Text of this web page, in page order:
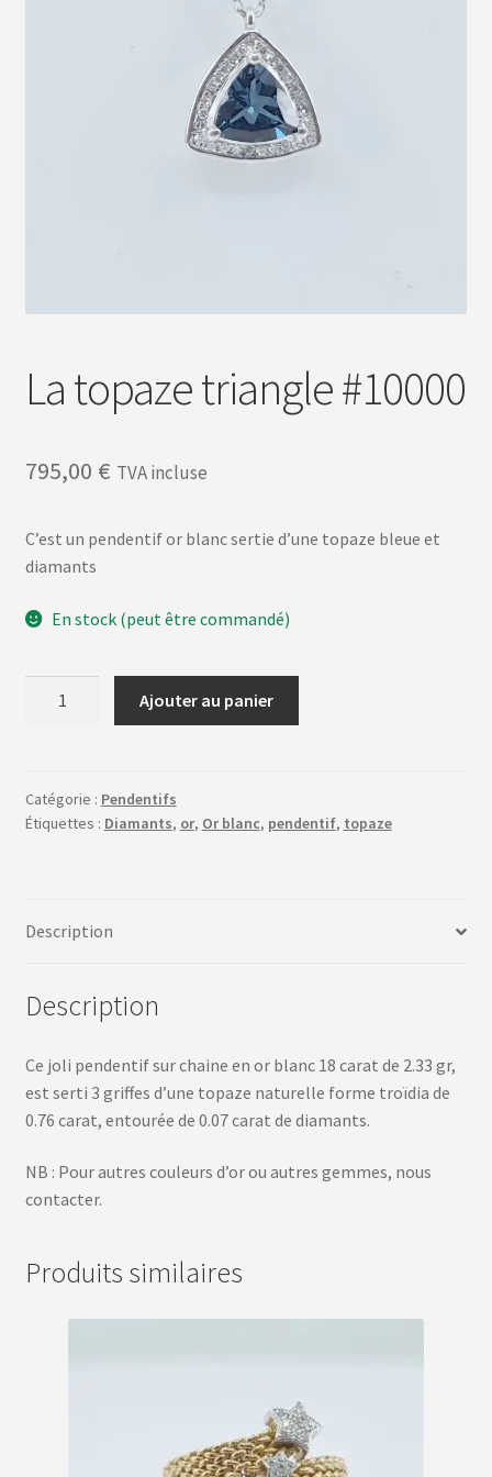
La topaze triangle #10000
795,00 € TVA incluse
C’est un pendentif or blanc sertie d’une topaze bleue et
diamants
En stock (peut être commandé)
triangle
#10000
Ajouter au panier
Catégorie : Pendentifs
Étiquettes : Diamants, or, Or blanc, pendentif, topaze
Description
Description
Ce joli pendentif sur chaine en or blanc 18 carat de 2.33 gr,
est serti 3 griffes d’une topaze naturelle forme troïdia de
0.76 carat, entourée de 0.07 carat de diamants.
NB : Pour autres couleurs d’or ou autres gemmes, nous
contacter.
Produits similaires